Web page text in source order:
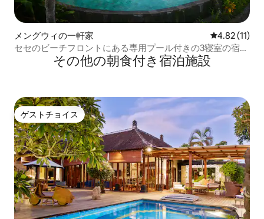
メングウィの一軒家 レビュー11
4.82 (11)
セセのビーチフロントにある専用プール付きの3寝室の宿泊
その他の朝食付き宿泊施設
ゲストチョイス
ゲストチョイス